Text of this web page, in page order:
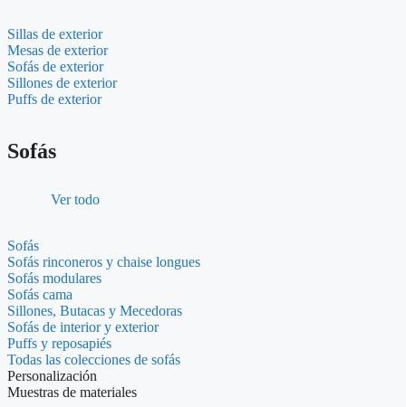
Sillas de exterior
Mesas de exterior
Sofás de exterior
Sillones de exterior
Puffs de exterior
Sofás
Ver todo
Sofás
Sofás rinconeros y chaise longues
Sofás modulares
Sofás cama
Sillones, Butacas y Mecedoras
Sofás de interior y exterior
Puffs y reposapiés
Todas las colecciones de sofás
Personalización
Muestras de materiales